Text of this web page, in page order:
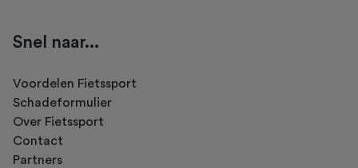
Snel naar...
Voordelen Fietssport
Schadeformulier
Over Fietssport
Contact
Partners